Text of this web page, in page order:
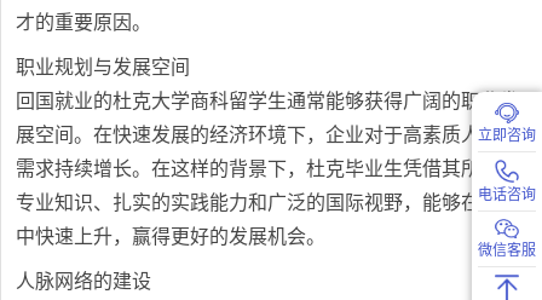
才的重要原因。
职业规划与发展空间
回国就业的杜克大学商科留学生通常能够获得广阔的职业发
展空间。在快速发展的经济环境下，企业对于高素质人才的
需求持续增长。在这样的背景下，杜克毕业生凭借其所学的
专业知识、扎实的实践能力和广泛的国际视野，能够在职场
中快速上升，赢得更好的发展机会。
人脉网络的建设
立即咨询
电话咨询
微信客服